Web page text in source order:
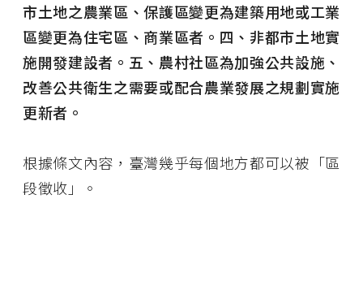
市土地之農業區、保護區變更為建築用地或工業
區變更為住宅區、商業區者。四、非都市土地實
施開發建設者。五、農村社區為加強公共設施、
改善公共衛生之需要或配合農業發展之規劃實施
更新者。
根據條文內容，臺灣幾乎每個地方都可以被「區
段徵收」。